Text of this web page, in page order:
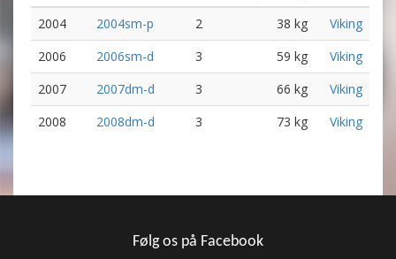
2004 2004sm-p 2 38 kg
Viking
2006
2006sm-d 3 59 kg
Viking
2007
2007dm-d 3 66 kg
Viking
2008
2008dm-d 3 73 kg Viking
Følg os på Facebook